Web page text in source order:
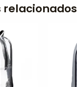
relacionados